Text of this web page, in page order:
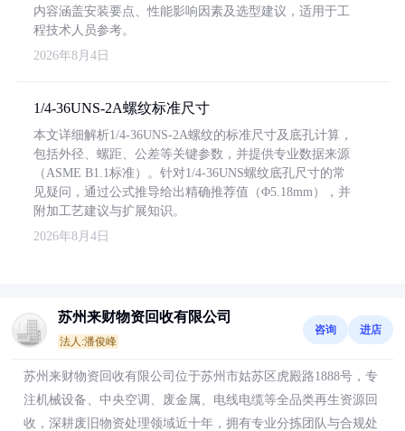
内容涵盖安装要点、性能影响因素及选型建议，适用于工
程技术人员参考。
2026年8月4日
1/4-36UNS-2A螺纹标准尺寸
本文详细解析1/4-36UNS-2A螺纹的标准尺寸及底孔计算，
包括外径、螺距、公差等关键参数，并提供专业数据来源
（ASME B1.1标准）。针对1/4-36UNS螺纹底孔尺寸的常
见疑问，通过公式推导给出精确推荐值（Φ5.18mm），并
附加工艺建议与扩展知识。
2026年8月4日
苏州来财物资回收有限公司
法人:潘俊峰
咨询 进店
苏州来财物资回收有限公司位于苏州市姑苏区虎殿路1888号，专
注机械设备、中央空调、废金属、电线电缆等全品类再生资源回
收，深耕废旧物资处理领域近十年，拥有专业分拣团队与合规处